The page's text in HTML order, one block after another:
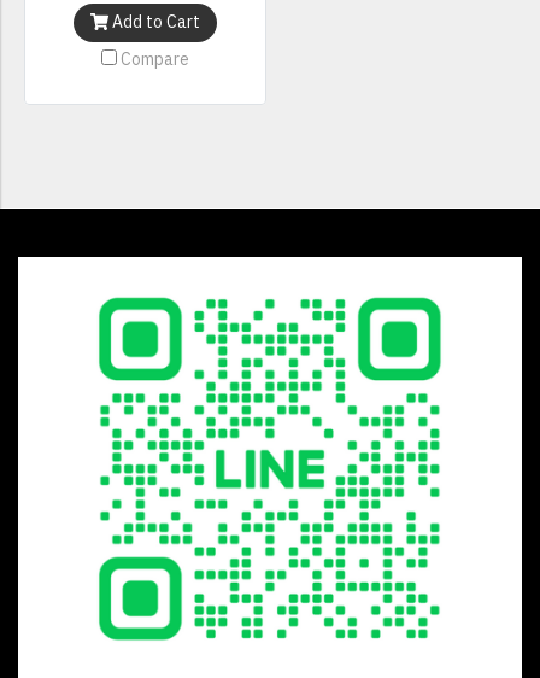
Add to Cart
Compare